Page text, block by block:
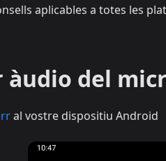
aplicables a totes les
àudio del
al vostre dispositiu Android